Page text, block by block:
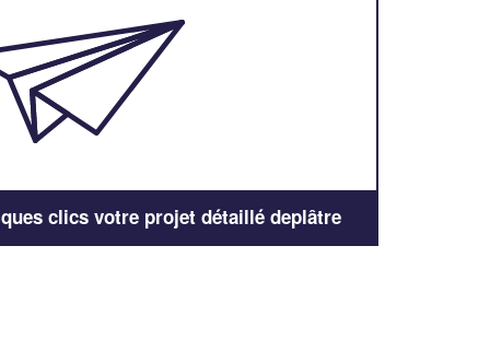
clics votre projet détaillé deplâtre